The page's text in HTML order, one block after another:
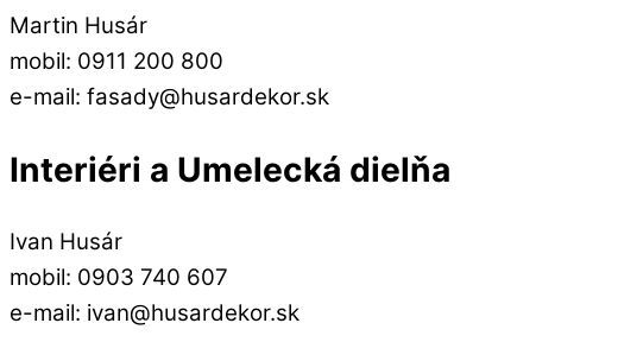
Martin Husár
mobil: 0911 200 800
e-mail: fasady@husardekor.sk
Interiéri a Umelecká dielňa
Ivan Husár
mobil: 0903 740 607
e-mail: ivan@husardekor.sk